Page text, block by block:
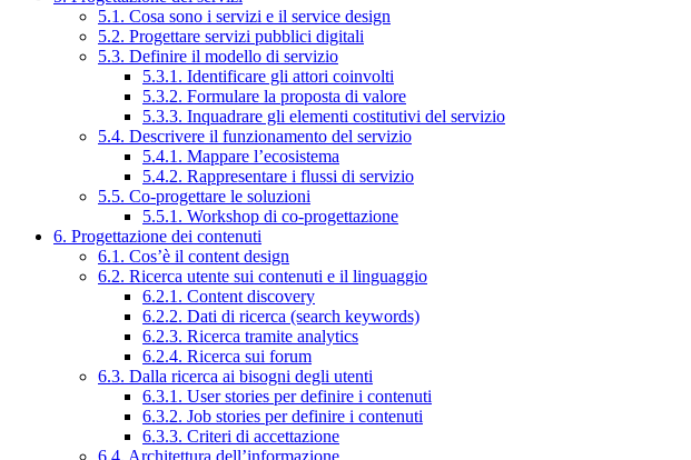
5.1. Cosa sono i servizi e il service design
5.2. Progettare servizi pubblici digitali
5.3. Definire il modello di servizio
5.3.1. Identificare gli attori coinvolti
5.3.2. Formulare la proposta di valore
5.3.3. Inquadrare gli elementi costitutivi del servizio
5.4. Descrivere il funzionamento del servizio
5.4.1. Mappare l’ecosistema
5.4.2. Rappresentare i flussi di servizio
5.5. Co-progettare le soluzioni
5.5.1. Workshop di co-progettazione
6. Progettazione dei contenuti
6.1. Cos’è il content design
6.2. Ricerca utente sui contenuti e il linguaggio
6.2.1. Content discovery
6.2.2. Dati di ricerca (search keywords)
6.2.3. Ricerca tramite analytics
6.2.4. Ricerca sui forum
6.3. Dalla ricerca ai bisogni degli utenti
6.3.1. User stories per definire i contenuti
6.3.2. Job stories per definire i contenuti
6.3.3. Criteri di accettazione
6.4. Architettura dell’informazione